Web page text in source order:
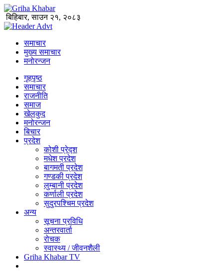
बिहिबार, साउन २१, २०८३
समाचार
मुख्य समाचार
मनोरन्जन
गृहपृष्ठ
समाचार
राजनीति
समाज
खेलकुद
मनोरन्जन
बिचार
प्रदेश
कोशी प्रेद्श
मधेश प्रदेश
बागमती प्रदेश
गण्डकी प्रदेश
लुम्बानी प्रदेश
कर्णाली प्रदेश
सुदुरपश्चिम प्रदेश
अन्य
सूचना प्रविधि
अन्तरवार्ता
रोचक
स्वास्थ्य / जीवनशैली
Griha Khabar TV